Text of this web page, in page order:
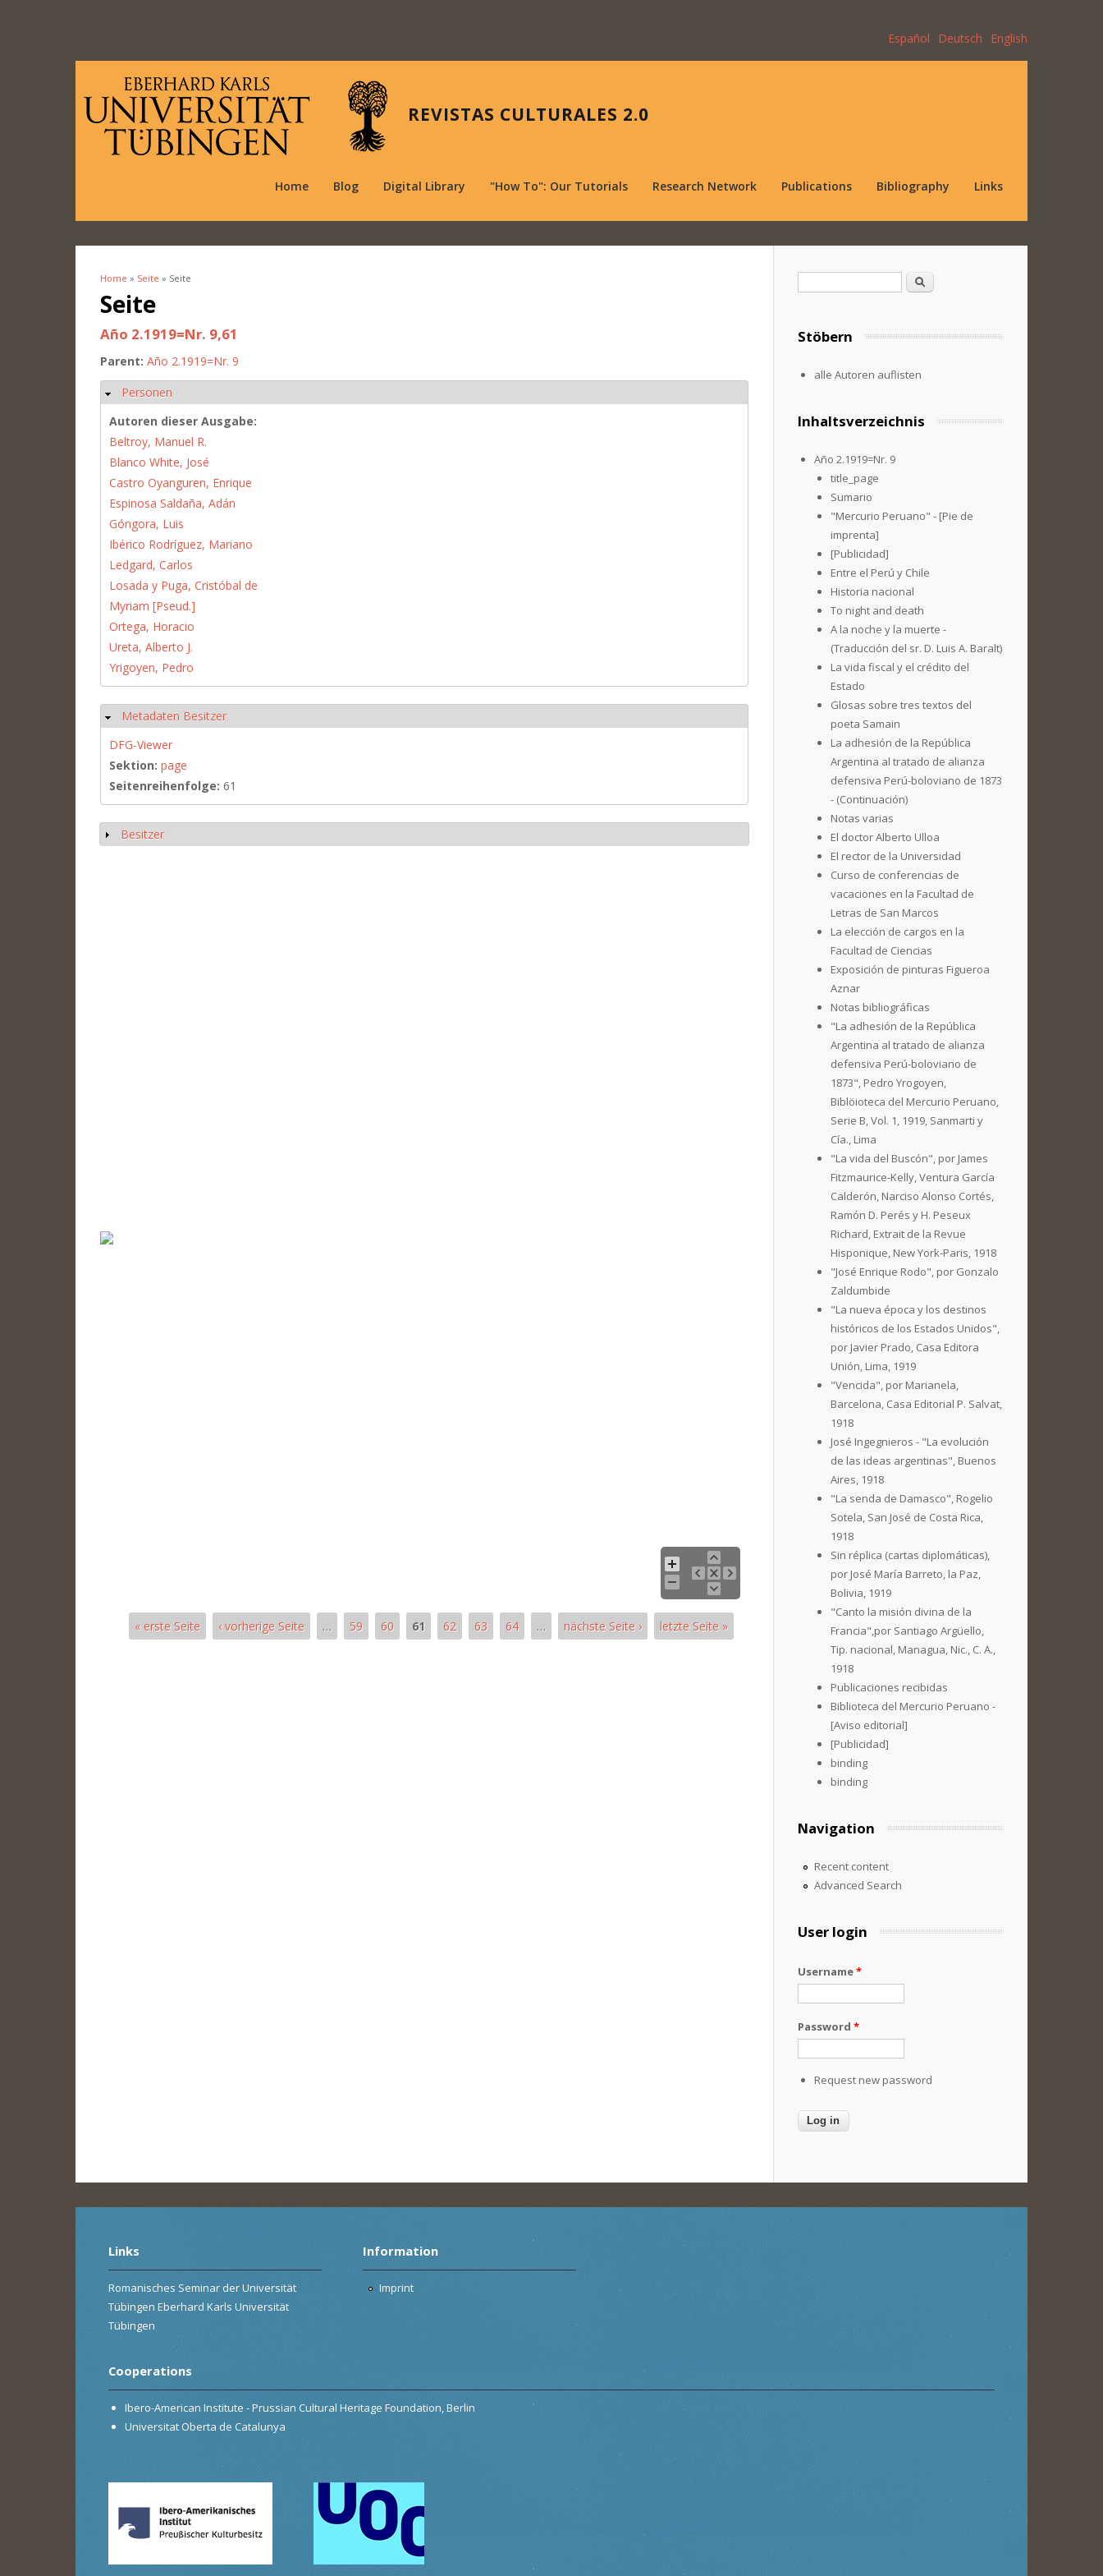
Español Deutsch English
REVISTAS CULTURALES 2.0
Home Blog Digital Library "How To": Our Tutorials Research Network Publications Bibliography Links
You are here
Home » Seite » Seite
Seite
Año 2.1919=Nr. 9,61
Parent: Año 2.1919=Nr. 9
Hide
Personen
Autoren dieser Ausgabe:
Beltroy, Manuel R.
Blanco White, José
Castro Oyanguren, Enrique
Espinosa Saldaña, Adán
Góngora, Luis
Ibérico Rodríguez, Mariano
Ledgard, Carlos
Losada y Puga, Cristóbal de
Myriam [Pseud.]
Ortega, Horacio
Ureta, Alberto J.
Yrigoyen, Pedro
Hide
Metadaten Besitzer
DFG-Viewer
Sektion: page
Seitenreihenfolge: 61
Show
Besitzer
« erste Seite ‹ vorherige Seite … 59 60 61 62 63 64 … nächste Seite › letzte Seite »
Search
Stöbern
alle Autoren auflisten
Inhaltsverzeichnis
Año 2.1919=Nr. 9
title_page
Sumario
"Mercurio Peruano" - [Pie de
imprenta]
[Publicidad]
Entre el Perú y Chile
Historia nacional
To night and death
A la noche y la muerte -
(Traducción del sr. D. Luis A. Baralt)
La vida fiscal y el crédito del
Estado
Glosas sobre tres textos del
poeta Samain
La adhesión de la República
Argentina al tratado de alianza
defensiva Perú-boloviano de 1873
- (Continuación)
Notas varias
El doctor Alberto Ulloa
El rector de la Universidad
Curso de conferencias de
vacaciones en la Facultad de
Letras de San Marcos
La elección de cargos en la
Facultad de Ciencias
Exposición de pinturas Figueroa
Aznar
Notas bibliográficas
"La adhesión de la República
Argentina al tratado de alianza
defensiva Perú-boloviano de
1873", Pedro Yrogoyen,
Biblöioteca del Mercurio Peruano,
Serie B, Vol. 1, 1919, Sanmarti y
Cía., Lima
"La vida del Buscón", por James
Fitzmaurice-Kelly, Ventura García
Calderón, Narciso Alonso Cortés,
Ramón D. Perés y H. Peseux
Richard, Extrait de la Revue
Hisponique, New York-Paris, 1918
"José Enrique Rodo", por Gonzalo
Zaldumbide
"La nueva época y los destinos
históricos de los Estados Unidos",
por Javier Prado, Casa Editora
Unión, Lima, 1919
"Vencida", por Marianela,
Barcelona, Casa Editorial P. Salvat,
1918
José Ingegnieros - "La evolución
de las ideas argentinas", Buenos
Aires, 1918
"La senda de Damasco", Rogelio
Sotela, San José de Costa Rica,
1918
Sin réplica (cartas diplomáticas),
por José María Barreto, la Paz,
Bolivia, 1919
"Canto la misión divina de la
Francia",por Santiago Argüello,
Tip. nacional, Managua, Nic., C. A.,
1918
Publicaciones recibidas
Biblioteca del Mercurio Peruano -
[Aviso editorial]
[Publicidad]
binding
binding
Navigation
Recent content
Advanced Search
User login
Username*
Password *
Request new password
Links
Romanisches Seminar der Universität
Tübingen Eberhard Karls Universität
Tübingen
Information
Imprint
Cooperations
Ibero-American Institute - Prussian Cultural Heritage Foundation, Berlin
Universitat Oberta de Catalunya